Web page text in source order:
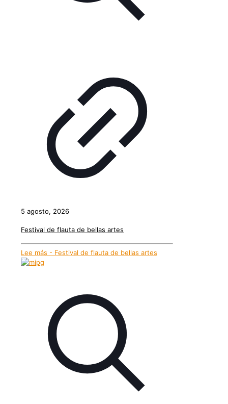
5 agosto, 2026
Festival de flauta de bellas artes
Lee más - Festival de flauta de bellas artes